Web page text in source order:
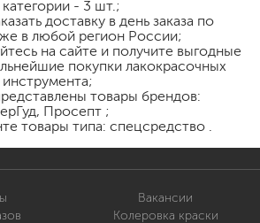
- 3 шт.;
доставку в день заказа по
в любой регион России;
на сайте и получите выгодные
покупки лакокрасочных
товары брендов:
Просепт ;
товары типа: спецсредство .
Вакансии
Колеровка краски